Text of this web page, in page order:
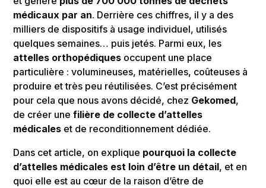
médicaux par an. Derrière ces chiffres, il y a des
milliers de dispositifs à usage individuel, utilisés
quelques semaines… puis jetés. Parmi eux, les
attelles orthopédiques occupent une place
particulière : volumineuses, matérielles, coûteuses à
produire et très peu réutilisées. C’est précisément
pour cela que nous avons décidé, chez Gekomed,
de créer unefilière de collecte d’attelles
médicales et de reconditionnement dédiée.
Dans cet article, on explique pourquoi la collecte
d’attelles médicales est loin d’être un détail, et en
quoi elle est au cœur de la raison d’être de